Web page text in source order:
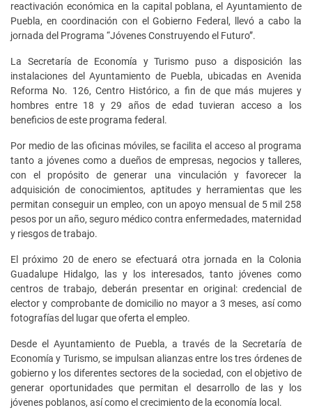
reactivación económica en la capital poblana, el Ayuntamiento de
Puebla, en coordinación con el Gobierno Federal, llevó a cabo la
jornada del Programa “Jóvenes Construyendo el Futuro”.
La Secretaría de Economía y Turismo puso a disposición las
instalaciones del Ayuntamiento de Puebla, ubicadas en Avenida
Reforma No. 126, Centro Histórico, a fin de que más mujeres y
hombres entre 18 y 29 años de edad tuvieran acceso a los
beneficios de este programa federal.
Por medio de las oficinas móviles, se facilita el acceso al programa
tanto a jóvenes como a dueños de empresas, negocios y talleres,
con el propósito de generar una vinculación y favorecer la
adquisición de conocimientos, aptitudes y herramientas que les
permitan conseguir un empleo, con un apoyo mensual de 5 mil 258
pesos por un año, seguro médico contra enfermedades, maternidad
y riesgos de trabajo.
El próximo 20 de enero se efectuará otra jornada en la Colonia
Guadalupe Hidalgo, las y los interesados, tanto jóvenes como
centros de trabajo, deberán presentar en original: credencial de
elector y comprobante de domicilio no mayor a 3 meses, así como
fotografías del lugar que oferta el empleo.
Desde el Ayuntamiento de Puebla, a través de la Secretaría de
Economía y Turismo, se impulsan alianzas entre los tres órdenes de
gobierno y los diferentes sectores de la sociedad, con el objetivo de
generar oportunidades que permitan el desarrollo de las y los
jóvenes poblanos, así como el crecimiento de la economía local.